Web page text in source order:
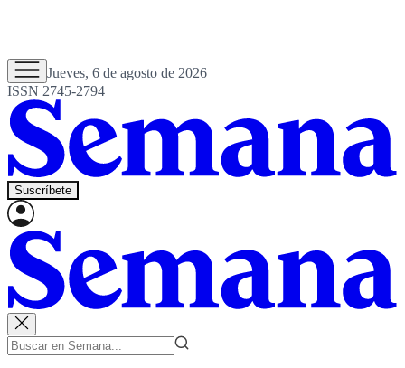
Jueves, 6 de agosto de 2026
ISSN 2745-2794
Suscríbete